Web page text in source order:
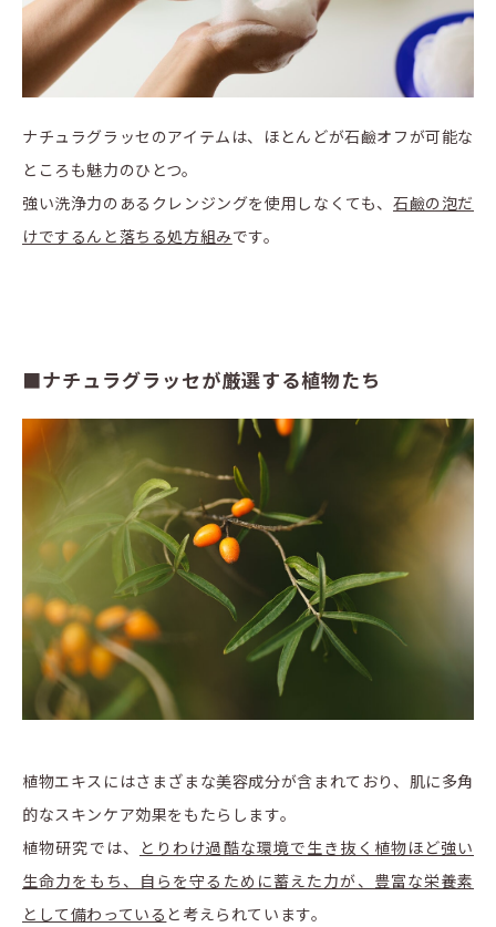
ナチュラグラッセのアイテムは、ほとんどが石鹼オフが可能な
ところも魅力のひとつ。
強い洗浄力のあるクレンジングを使用しなくても、 石鹼の泡だ
けでするんと落ちる処方組みです。
■ナチュラグラッセが厳選する植物たち
植物エキスにはさまざまな美容成分が含まれており、肌に多角
的なスキンケア効果をもたらします。
植物研究では、 とりわけ過酷な環境で生き抜く植物ほど強い
生命力をもち、自らを守るために蓄えた力が、豊富な栄養素
として備わっている と考えられています。